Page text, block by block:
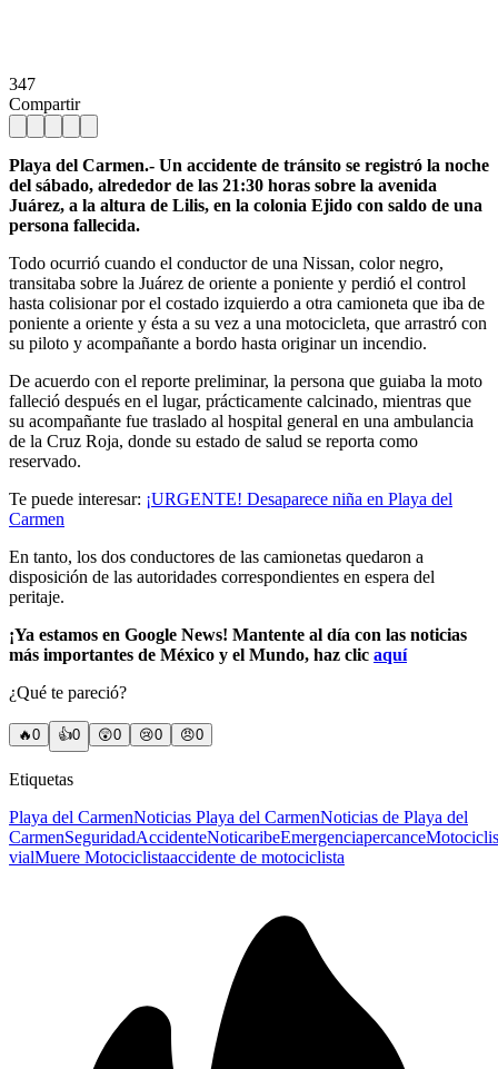
347
Compartir
Playa del Carmen.- Un accidente de tránsito se registró la noche
del sábado, alrededor de las 21:30 horas sobre la avenida
Juárez, a la altura de Lilis, en la colonia Ejido con saldo de una
persona fallecida.
Todo ocurrió cuando el conductor de una Nissan, color negro,
transitaba sobre la Juárez de oriente a poniente y perdió el control
hasta colisionar por el costado izquierdo a otra camioneta que iba de
poniente a oriente y ésta a su vez a una motocicleta, que arrastró con
su piloto y acompañante a bordo hasta originar un incendio.
De acuerdo con el reporte preliminar, la persona que guiaba la moto
falleció después en el lugar, prácticamente calcinado, mientras que
su acompañante fue traslado al hospital general en una ambulancia
de la Cruz Roja, donde su estado de salud se reporta como
reservado.
Te puede interesar: ¡URGENTE! Desaparece niña en Playa del
Carmen
En tanto, los dos conductores de las camionetas quedaron a
disposición de las autoridades correspondientes en espera del
peritaje.
¡Ya estamos en Google News! Mantente al día con las noticias
más importantes de México y el Mundo, haz clic aquí
¿Qué te pareció?
🔥0 👍0 😲0 😢0 😠0
Etiquetas
Playa del CarmenNoticias Playa del CarmenNoticias de Playa del
CarmenSeguridadAccidenteNoticaribeEmergenciapercance
vialMuere Motociclistaaccidente de motociclista